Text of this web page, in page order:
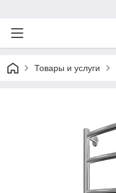
Товары и услуги